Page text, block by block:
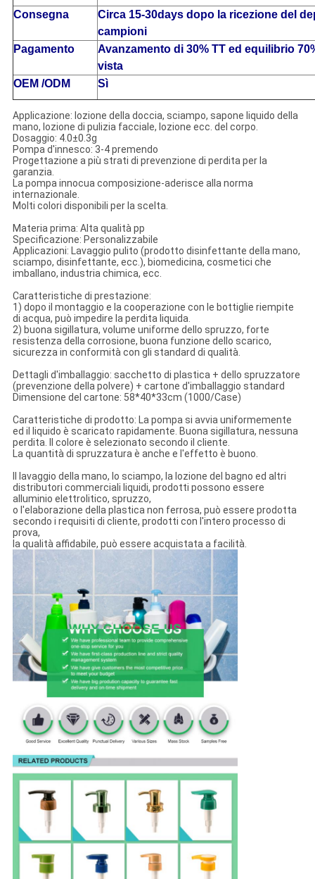
Consegna
Circa 15-30days dopo la ricezione del
campioni
Pagamento
Avanzamento di 30% TT ed equilibrio
vista
OEM /ODM
Sì
Applicazione: lozione della doccia, sciampo, sapone liquido della
mano, lozione di pulizia facciale, lozione ecc. del corpo.
Dosaggio: 4.0±0.3g
Pompa d'innesco: 3-4 premendo
Progettazione a più strati di prevenzione di perdita per la
garanzia.
La pompa innocua composizione-aderisce alla norma
internazionale.
Molti colori disponibili per la scelta.
Materia prima: Alta qualità pp
Specificazione: Personalizzabile
Applicazioni: Lavaggio pulito (prodotto disinfettante della mano,
sciampo, disinfettante, ecc.), biomedicina, cosmetici che
imballano, industria chimica, ecc.
Caratteristiche di prestazione:
1) dopo il montaggio e la cooperazione con le bottiglie riempite
di acqua, può impedire la perdita liquida.
2) buona sigillatura, volume uniforme dello spruzzo, forte
resistenza della corrosione, buona funzione dello scarico,
sicurezza in conformità con gli standard di qualità.
Dettagli d'imballaggio: sacchetto di plastica + dello spruzzatore
(prevenzione della polvere) + cartone d'imballaggio standard
Dimensione del cartone: 58*40*33cm (1000/Case)
Caratteristiche di prodotto: La pompa si avvia uniformemente
ed il liquido è scaricato rapidamente. Buona sigillatura, nessuna
perdita. Il colore è selezionato secondo il cliente.
La quantità di spruzzatura è anche e l'effetto è buono.
Il lavaggio della mano, lo sciampo, la lozione del bagno ed altri
distributori commerciali liquidi, prodotti possono essere
alluminio elettrolitico, spruzzo,
o l'elaborazione della plastica non ferrosa, può essere prodotta
secondo i requisiti di cliente, prodotti con l'intero processo di
prova,
la qualità affidabile, può essere acquistata a facilità.